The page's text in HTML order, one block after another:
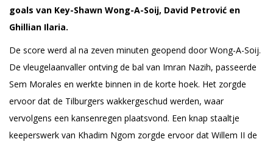
goals van Key-Shawn Wong-A-Soij, David Petrović en
Ghillian Ilaria.
De score werd al na zeven minuten geopend door Wong-A-Soij.
De vleugelaanvaller ontving de bal van Imran Nazih, passeerde
Sem Morales en werkte binnen in de korte hoek. Het zorgde
ervoor dat de Tilburgers wakkergeschud werden, waar
vervolgens een kansenregen plaatsvond. Een knap staaltje
keeperswerk van Khadim Ngom zorgde ervoor dat Willem II de